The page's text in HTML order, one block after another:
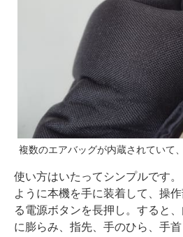
複数のエアバッグが内蔵されていて
使い方はいたってシンプルです
ように本機を手に装着して、操
る電源ボタンを長押し。すると
に膨らみ、指先、手のひら、手